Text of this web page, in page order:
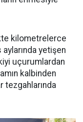
kilometrelerce
yetişen
uçurumlardan
kalbinden
tezgahlarında